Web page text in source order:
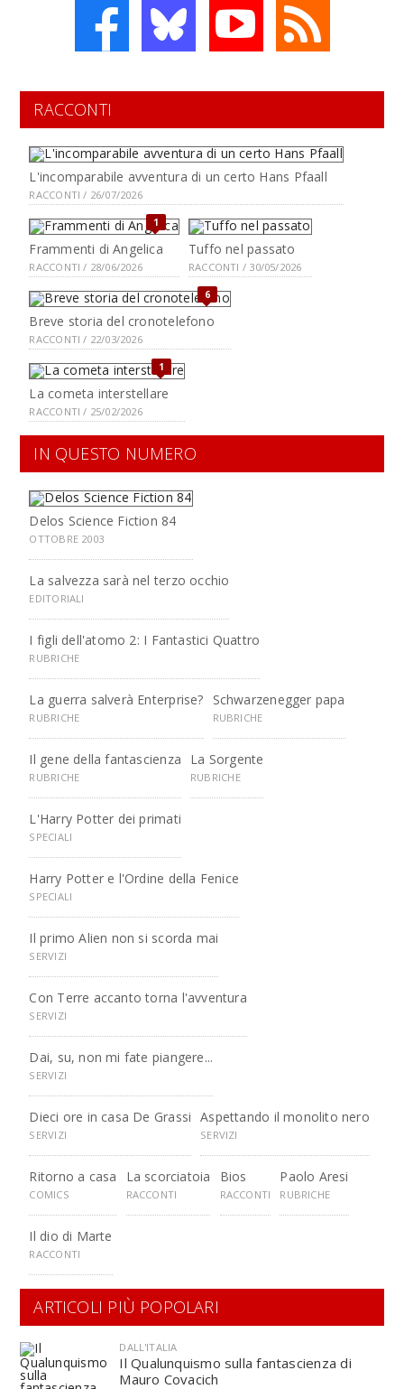
RACCONTI
L'incomparabile avventura di un certo Hans Pfaall
RACCONTI / 26/07/2026
1
Frammenti di Angelica
RACCONTI / 28/06/2026
Tuffo nel passato
RACCONTI / 30/05/2026
6
Breve storia del cronotelefono
RACCONTI / 22/03/2026
1
La cometa interstellare
RACCONTI / 25/02/2026
IN QUESTO NUMERO
Delos Science Fiction 84
OTTOBRE 2003
La salvezza sarà nel terzo occhio
EDITORIALI
I figli dell'atomo 2: I Fantastici Quattro
RUBRICHE
La guerra salverà Enterprise?
RUBRICHE
Schwarzenegger papa
RUBRICHE
Il gene della fantascienza
RUBRICHE
La Sorgente
RUBRICHE
L'Harry Potter dei primati
SPECIALI
Harry Potter e l'Ordine della Fenice
SPECIALI
Il primo Alien non si scorda mai
SERVIZI
Con Terre accanto torna l'avventura
SERVIZI
Dai, su, non mi fate piangere...
SERVIZI
Dieci ore in casa De Grassi
SERVIZI
Aspettando il monolito nero
SERVIZI
Ritorno a casa
COMICS
La scorciatoia
RACCONTI
Bios
RACCONTI
Paolo Aresi
RUBRICHE
Il dio di Marte
RACCONTI
ARTICOLI PIÙ POPOLARI
DALL'ITALIA
Il Qualunquismo sulla fantascienza di
Mauro Covacich